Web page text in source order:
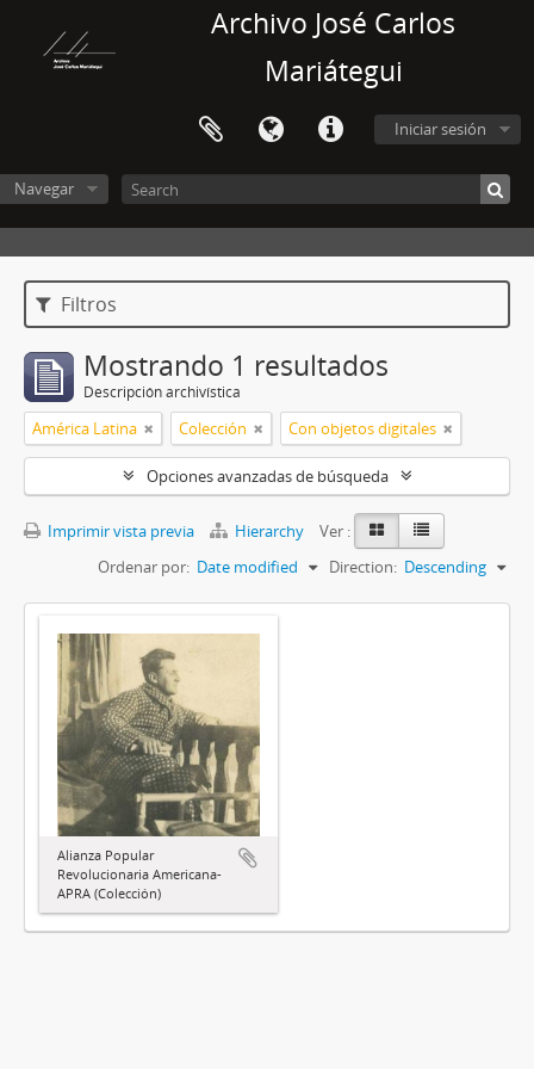
Archivo José Carlos
Mariátegui
Iniciar sesión
Navegar
Filtros
Mostrando 1 resultados
Descripción archivística
América Latina Colección Con objetos digitales
Opciones avanzadas de búsqueda
Imprimir vista previa Hierarchy
Ver :
Ordenar por: Date modified Direction: Descending
Alianza Popular
Revolucionaria Americana-
APRA (Colección)